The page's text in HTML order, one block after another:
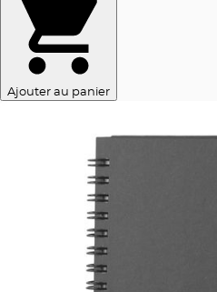
Ajouter au panier